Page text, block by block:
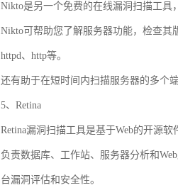
Nikto是另一个免费的在线漏洞扫描工具
Nikto可帮助您了解服务器功能，检查其
httpd、http等。
还有助于在短时间内扫描服务器的多个
5、Retina
Retina漏洞扫描工具是基于Web的开源
负责数据库、工作站、服务器分析和
台漏洞评估和安全性。